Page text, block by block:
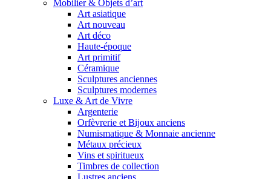
Mobilier & Objets d’art
Art asiatique
Art nouveau
Art déco
Haute-époque
Art primitif
Céramique
Sculptures anciennes
Sculptures modernes
Luxe & Art de Vivre
Argenterie
Orfèvrerie et Bijoux anciens
Numismatique & Monnaie ancienne
Métaux précieux
Vins et spiritueux
Timbres de collection
Lustres anciens